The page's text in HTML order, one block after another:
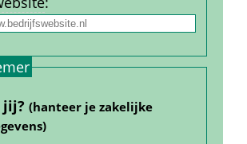
jij? (hanteer je zakelijke